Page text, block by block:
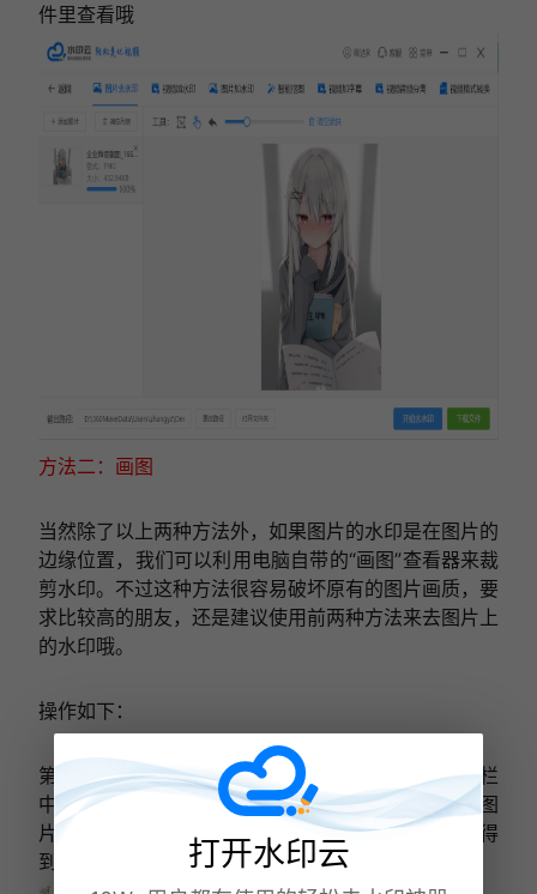
件里查看哦
方法二：画图
当然除了以上两种方法外，如果图片的水印是在图片的
边缘位置，我们可以利用电脑自带的“画图”查看器来裁
剪水印。不过这种方法很容易破坏原有的图片画质，要
求比较高的朋友，还是建议使用前两种方法来去图片上
的水印哦。
操作如下：
第一步：用画图打开需要去水印的图片，接着在工具栏
中找到【选择】，点击【自由图形选择】，然后拖动图
片的白色框，把有水印的地方裁剪掉，这样我们就能得
到没有水印的图片了。打开水印云